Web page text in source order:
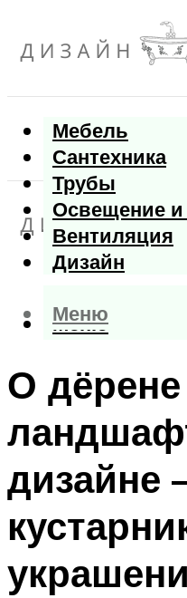
Мебель
Сантехника
Трубы
Освещение и
Вентиляция
Дизайн
Меню
Меню
О
дизайне